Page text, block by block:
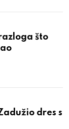
što
dres s